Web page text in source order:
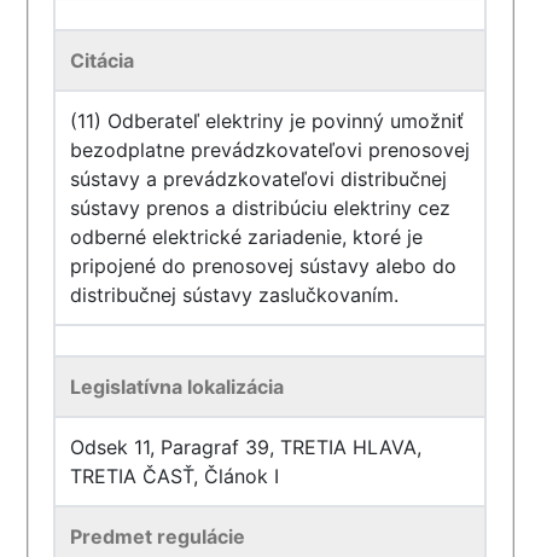
Citácia
(11) Odberateľ elektriny je povinný umožniť
bezodplatne prevádzkovateľovi prenosovej
sústavy a prevádzkovateľovi distribučnej
sústavy prenos a distribúciu elektriny cez
odberné elektrické zariadenie, ktoré je
pripojené do prenosovej sústavy alebo do
distribučnej sústavy zaslučkovaním.
Legislatívna lokalizácia
Odsek 11, Paragraf 39, TRETIA HLAVA,
TRETIA ČASŤ, Článok I
Predmet regulácie